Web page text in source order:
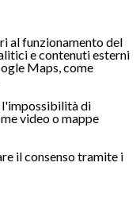
al funzionamento del
e contenuti esterni
Maps, come
l'impossibilità di
video o mappe
il consenso tramite i